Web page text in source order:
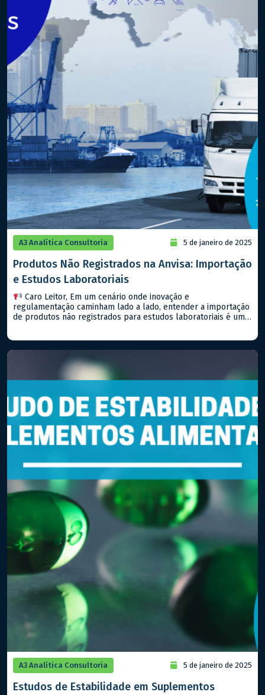
A3 Analítica Consultoria 5 de janeiro de 2025
Produtos Não Registrados na Anvisa: Importação
e Estudos Laboratoriais
Caro Leitor, Em um cenário onde inovação e
regulamentação caminham lado a lado, entender a importação
de produtos não registrados para estudos laboratoriais é um
atualizações) da […]
A3 Analítica Consultoria 5 de janeiro de 2025
Estudos de Estabilidade em Suplementos